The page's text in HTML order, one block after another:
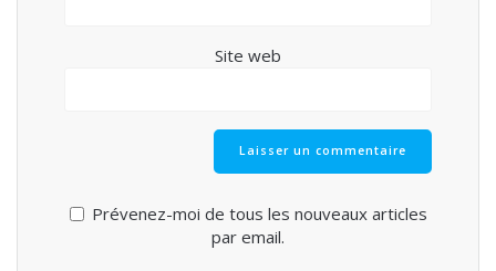
Site web
Prévenez-moi de tous les nouveaux articles
par email.